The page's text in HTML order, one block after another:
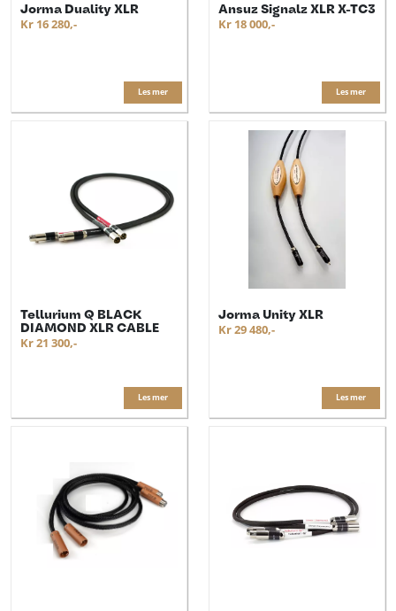
Jorma Duality XLR
Kr 16 280,-
Les mer
Ansuz Signalz XLR X-TC3
Kr 18 000,-
Les mer
Tellurium Q BLACK
DIAMOND XLR CABLE
Kr 21 300,-
Les mer
Jorma Unity XLR
Kr 29 480,-
Les mer